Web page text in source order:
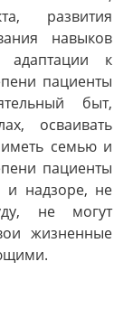
развития
навыков
адаптации к
пациенты
быт,
осваивать
семью и
пациенты
и надзоре, не
не могут
жизненные